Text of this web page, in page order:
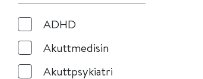
ADHD
Akuttmedisin
Akuttpsykiatri